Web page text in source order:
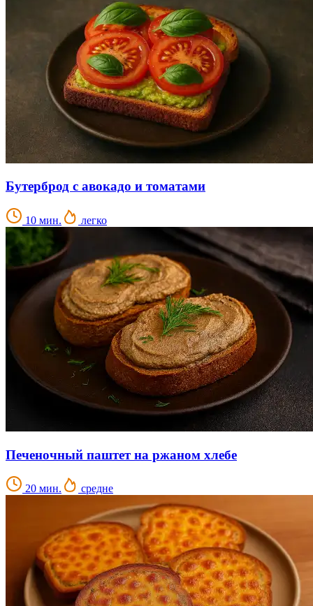
Бутерброд с авокадо и томатами
10 мин. легко
Печеночный паштет на ржаном хлебе
20 мин. средне